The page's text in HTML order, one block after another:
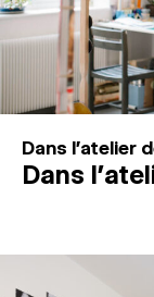
Recherche
Connexion
Dans l'atelier
Dans